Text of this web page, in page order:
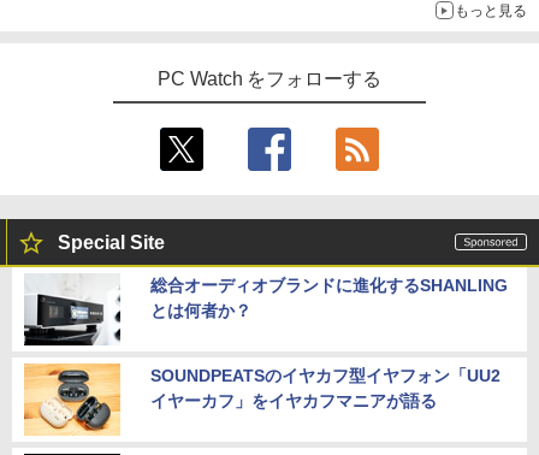
もっと見る
PC Watch をフォローする
Special Site
総合オーディオブランドに進化するSHANLING
とは何者か？
SOUNDPEATSのイヤカフ型イヤフォン「UU2
イヤーカフ」をイヤカフマニアが語る